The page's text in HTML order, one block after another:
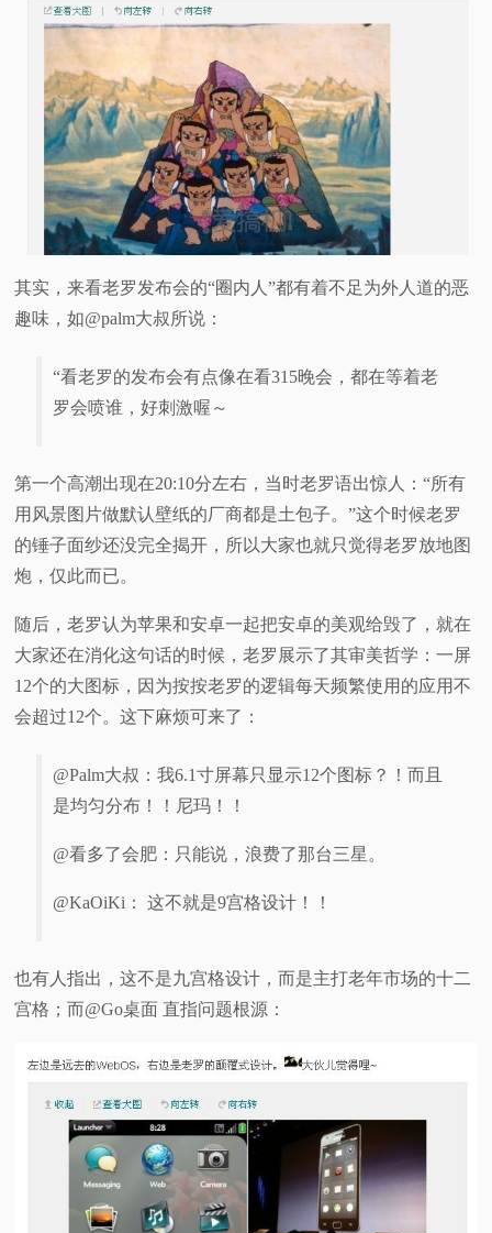
其实，来看老罗发布会的“圈内人”都有着不足为外人道的恶
趣味，如@palm大叔所说：
“看老罗的发布会有点像在看315晚会，都在等着老
罗会喷谁，好刺激喔～
第一个高潮出现在20:10分左右，当时老罗语出惊人：“所有
用风景图片做默认壁纸的厂商都是土包子。”这个时候老罗
的锤子面纱还没完全揭开，所以大家也就只觉得老罗放地图
炮，仅此而已。
随后，老罗认为苹果和安卓一起把安卓的美观给毁了，就在
大家还在消化这句话的时候，老罗展示了其审美哲学：一屏
12个的大图标，因为按按老罗的逻辑每天频繁使用的应用不
会超过12个。这下麻烦可来了：
@Palm大叔：我6.1寸屏幕只显示12个图标？！而且
是均匀分布！！尼玛！！
@看多了会肥：只能说，浪费了那台三星。
@KaOiKi： 这不就是9宫格设计！！
也有人指出，这不是九宫格设计，而是主打老年市场的十二
宫格；而@Go桌面 直指问题根源：